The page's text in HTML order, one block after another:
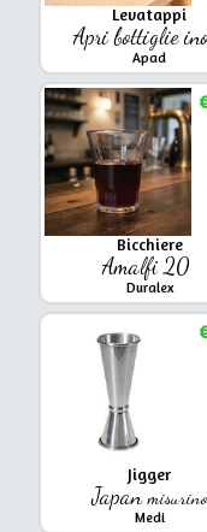
Levatappi
Apri bottiglie
Apad
Bicchiere
Amalfi 20
Duralex
€
Jigger
Japanmisurino
Medi
€